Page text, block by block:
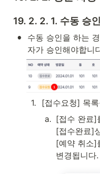
19. 2. 2. 1. 수동 승
•
수동 승인을 하는
자가 승인해야합니
1.
[접수요청] 목
a. [접수 완료]
[접수완료]
[예약 취소]
변경됩니다.